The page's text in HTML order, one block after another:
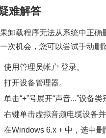
难解答
卸载程序无法从系统中正确
次机会，您可以尝试手动删
使用管理员帐户 登录。
打开设备管理器。
单击“+”号展开“声音...”设备类
右键单击虚拟音频电缆设备并
在Windows 6.x + 中，选中删